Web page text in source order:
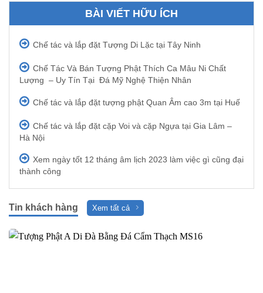
BÀI VIẾT HỮU ÍCH
Chế tác và lắp đặt Tượng Di Lặc tại Tây Ninh
Chế Tác Và Bán Tượng Phật Thích Ca Mâu Ni Chất
Lượng – Uy Tín Tại Đá Mỹ Nghệ Thiện Nhân
Chế tác và lắp đặt tượng phật Quan Âm cao 3m tại Huế
Chế tác và lắp đặt cặp Voi và cặp Ngựa tại Gia Lâm –
Hà Nội
Xem ngày tốt 12 tháng âm lịch 2023 làm việc gì cũng đại
thành công
Tin khách hàng Xem tất cả